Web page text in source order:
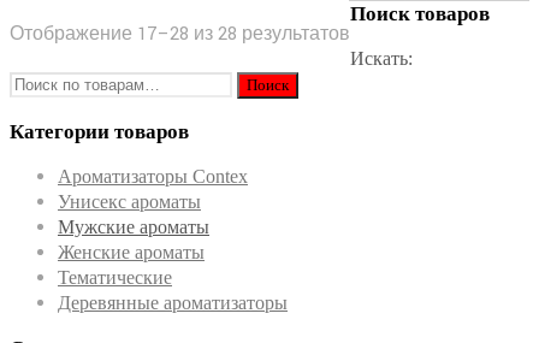
Отображение 17–28 из 28 результатов
Поиск товаров
Искать:
Категории товаров
Ароматизаторы Contex
Унисекс ароматы
Мужские ароматы
Женские ароматы
Тематические
Деревянные ароматизаторы